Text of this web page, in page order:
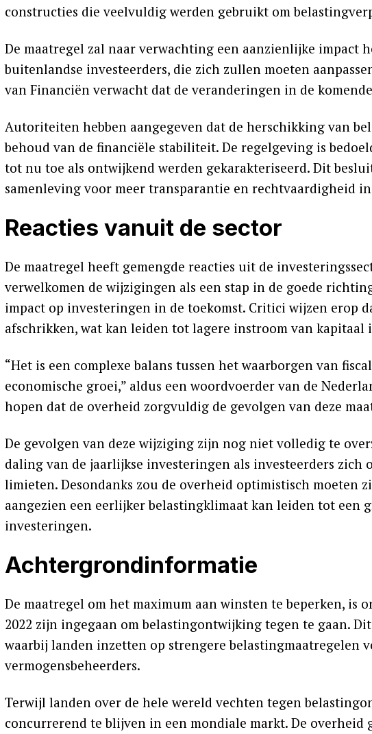
constructies die veelvuldig werden gebruikt om
De maatregel zal naar verwachting een aanzienlijke impact
buitenlandse investeerders, die zich zullen moeten
van Financiën verwacht dat de veranderingen in de
Autoriteiten hebben aangegeven dat de herschikking van
behoud van de financiële stabiliteit. De regelgeving is
tot nu toe als ontwijkend werden gekarakteriseerd. Dit
samenleving voor meer transparantie en rechtvaardigheid
Reacties vanuit de sector
De maatregel heeft gemengde reacties uit de
verwelkomen de wijzigingen als een stap in de goede
impact op investeringen in de toekomst. Critici wijzen erop
afschrikken, wat kan leiden tot lagere instroom van kapitaal
“Het is een complexe balans tussen het waarborgen van
economische groei,” aldus een woordvoerder van de
hopen dat de overheid zorgvuldig de gevolgen van deze
De gevolgen van deze wijziging zijn nog niet volledig te
daling van de jaarlijkse investeringen als investeerders zich
limieten. Desondanks zou de overheid optimistisch moeten
aangezien een eerlijker belastingklimaat kan leiden tot een
investeringen.
Achtergrondinformatie
De maatregel om het maximum aan winsten te beperken, is
2022 zijn ingegaan om belastingontwijking tegen te gaan.
waarbij landen inzetten op strengere
vermogensbeheerders.
Terwijl landen over de hele wereld vechten tegen
concurrerend te blijven in een mondiale markt. De overheid